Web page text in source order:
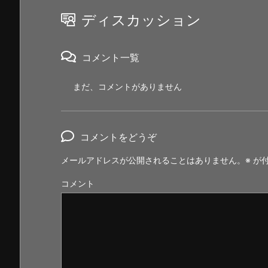
ディスカッション
コメント一覧
まだ、コメントがありません
コメントをどうぞ
メールアドレスが公開されることはありません。 ※ が
コメント